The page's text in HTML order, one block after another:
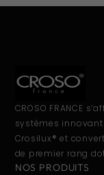
CROSO FRANCE
systèmes
Crosilux® et
de premier rang
NOS PRODUITS